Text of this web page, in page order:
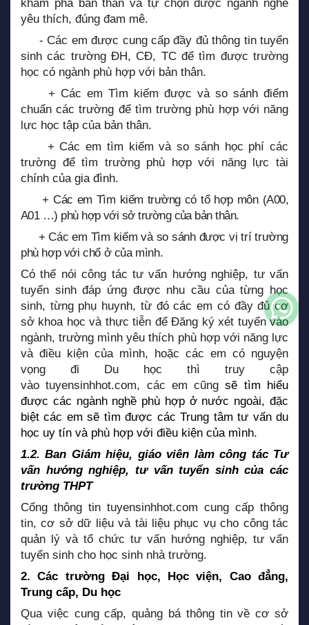
yêu thích, đúng đam mê.
- Các em được cung cấp đầy đủ thông tin tuyển
sinh các trường ĐH, CĐ, TC để tìm được trường
học có ngành phù hợp với bản thân.
+ Các em Tìm kiếm được và so sánh điểm
chuẩn các trường để tìm trường phù hợp với năng
lực học tập của bản thân.
+ Các em tìm kiếm và so sánh học phí các
trường để tìm trường phù hợp với năng lực tài
chính của gia đình.
+ Các em Tìm kiếm trường có tổ hợp môn (A00,
A01 …) phù hợp với sở trường của bản thân.
+ Các em Tìm kiếm và so sánh được vị trí trường
phù hợp với chổ ở của mình.
Có thể nói công tác tư vấn hướng nghiệp, tư vấn
tuyển sinh đáp ứng được nhu cầu của từng học
sinh, từng phụ huynh, từ đó các em có đầy đủ cơ
sở khoa học và thực tiễn để Đăng ký xét tuyển vào
ngành, trường mình yêu thích phù hợp với năng lực
và điều kiện của mình, hoặc các em có nguyện
vọng đi Du học thì truy cập
vàotuyensinhhot.com, các em cũng sẽ tìm hiểu
được các ngành nghề phù hợp ở nước ngoài, đặc
biệt các em sẽ tìm được các Trung tâm tư vấn du
học uy tín và phù hợp với điều kiện của mình.
1.2. Ban Giám hiệu, giáo viên làm công tác Tư
vấn hướng nghiệp, tư vấn tuyển sinh của các
trường THPT
Cổng thông tin tuyensinhhot.com cung cấp thông
tin, cơ sở dữ liệu và tài liệu phục vụ cho công tác
quản lý và tổ chức tư vấn hướng nghiệp, tư vấn
tuyển sinh cho học sinh nhà trường.
2. Các trường Đại học, Học viện, Cao đẳng,
Trung cấp, Du học
Qua việc cung cấp, quảng bá thông tin về cơ sở